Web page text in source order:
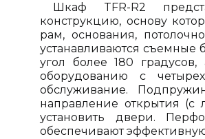
Шкаф TFR-R2
конструкцию, основу
рам, основания,
устанавливаются
угол более 180
оборудованию с
обслуживание.
направление открытия (с
установить двери.
обеспечивают